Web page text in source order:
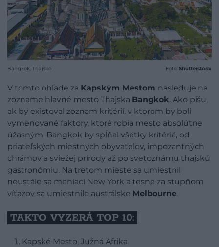
Bangkok, Thajsko Foto: Shutterstock
V tomto ohľade za Kapským Mestom nasleduje na
zozname hlavné mesto Thajska Bangkok. Ako píšu,
ak by existoval zoznam kritérií, v ktorom by boli
vymenované faktory, ktoré robia mesto absolútne
úžasným, Bangkok by spĺňal všetky kritériá, od
priateľských miestnych obyvateľov, impozantných
chrámov a sviežej prírody až po svetoznámu thajskú
gastronómiu. Na treťom mieste sa umiestnil
neustále sa meniaci New York a tesne za stupňom
víťazov sa umiestnilo austrálske Melbourne.
TAKTO VYZERÁ TOP 10:
Kapské Mesto, Južná Afrika